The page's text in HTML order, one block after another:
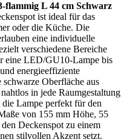
flammig L 44 cm Schwarz
ist ideal für das
oder die Küche. Die
eine individuelle
verschiedene Bereiche
eine LED/GU10-Lampe bis
energieeffiziente
Oberfläche aus
in jede Raumgestaltung
Lampe perfekt für den
von 155 mm Höhe, 55
Deckenspot zu einem
stilvollen Akzent setzt.